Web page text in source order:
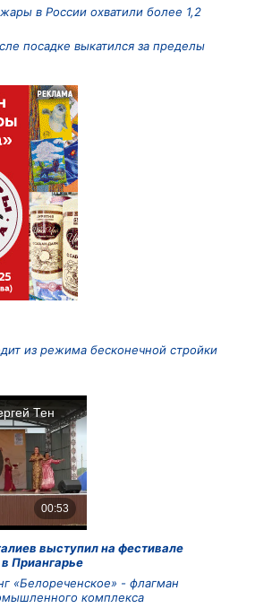
в России охватили более 1,2
посадке выкатился за пределы
из режима бесконечной стройки
выступил на фестивале
Приангарье
«Белореченское» - флагман
комплекса